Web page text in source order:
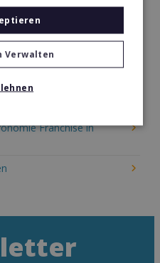
in Yemen
in Yemen
Franchise in
Verwalten